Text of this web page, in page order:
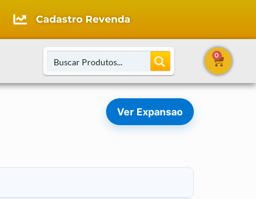
Cadastro Revenda
0
Ver Expansao